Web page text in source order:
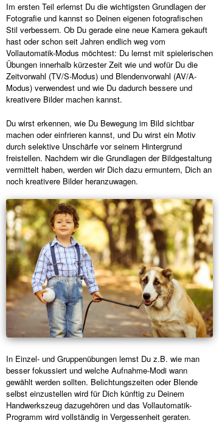
Im ersten Teil erlernst Du die wichtigsten Grundlagen der
Fotografie und kannst so Deinen eigenen fotografischen
Stil verbessern. Ob Du gerade eine neue Kamera gekauft
hast oder schon seit Jahren endlich weg vom
Vollautomatik-Modus möchtest: Du lernst mit spielerischen
Übungen innerhalb kürzester Zeit wie und wofür Du die
Zeitvorwahl (TV/S-Modus) und Blendenvorwahl (AV/A-
Modus) verwendest und wie Du dadurch bessere und
kreativere Bilder machen kannst.
Du wirst erkennen, wie Du Bewegung im Bild sichtbar
machen oder einfrieren kannst, und Du wirst ein Motiv
durch selektive Unschärfe vor seinem Hintergrund
freistellen. Nachdem wir die Grundlagen der Bildgestaltung
vermittelt haben, werden wir Dich dazu ermuntern, Dich an
noch kreativere Bilder heranzuwagen.
In Einzel- und Gruppenübungen lernst Du z.B. wie man
besser fokussiert und welche Aufnahme-Modi wann
gewählt werden sollten. Belichtungszeiten oder Blende
selbst einzustellen wird für Dich künftig zu Deinem
Handwerkszeug dazugehören und das Vollautomatik-
Programm wird vollständig in Vergessenheit geraten.